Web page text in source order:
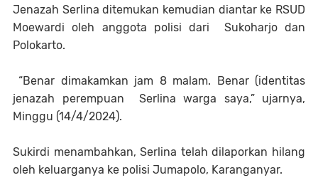
Jenazah Serlina ditemukan kemudian diantar ke RSUD
Moewardi oleh anggota polisi dari Sukoharjo dan
Polokarto.
“Benar dimakamkan jam 8 malam. Benar (identitas
jenazah perempuan Serlina warga saya,” ujarnya,
Minggu (14/4/2024).
Sukirdi menambahkan, Serlina telah dilaporkan hilang
oleh keluarganya ke polisi Jumapolo, Karanganyar.